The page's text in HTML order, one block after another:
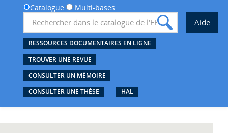
Catalogue Multi-bases
RESSOURCES DOCUMENTAIRES EN LIGNE
TROUVER UNE REVUE
CONSULTER UN MÉMOIRE
CONSULTER UNE THÈSE
HAL